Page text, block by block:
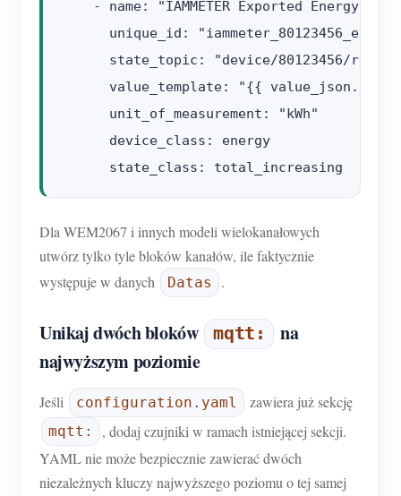
    - name: "IAMMETER Exported Energy A"
unique_id:
state_topic: "device/80123456/
value_template: "{{
      unit_of_measurement: "kWh"
      device_class: energy
Dla WEM2067 i innych modeli wielokanałowych
utwórz tylko tyle bloków kanałów, ile faktycznie
występuje w danych
Datas .
Unikaj dwóch bloków mqtt:
na
najwyższym poziomie
Jeśli configuration.yaml zawiera już sekcję
mqtt:
, dodaj czujniki w ramach istniejącej sekcji.
YAML nie może bezpiecznie zawierać dwóch
niezależnych kluczy najwyższego poziomu o tej samej